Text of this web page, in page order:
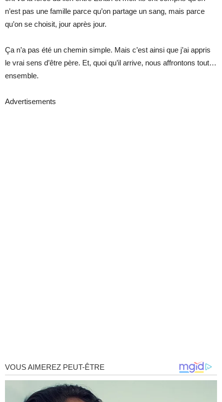
n’est pas une famille parce qu’on partage un sang, mais parce
qu’on se choisit, jour après jour.
Ça n’a pas été un chemin simple. Mais c’est ainsi que j’ai appris
le vrai sens d’être père. Et, quoi qu’il arrive, nous affrontons tout…
ensemble.
Advertisements